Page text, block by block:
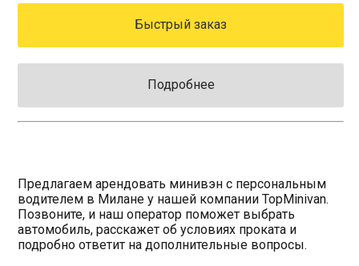
Быстрый заказ
Подробнее
Предлагаем арендовать минивэн с персональным
водителем в Милане у нашей компании TopMinivan.
Позвоните, и наш оператор поможет выбрать
автомобиль, расскажет об условиях проката и
подробно ответит на дополнительные вопросы.